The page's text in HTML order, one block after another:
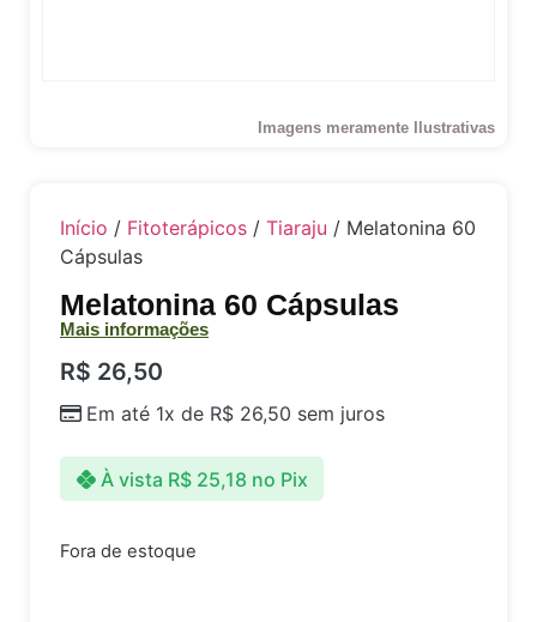
Imagens meramente Ilustrativas
Início / Fitoterápicos / Tiaraju / Melatonina 60
Cápsulas
Melatonina 60 Cápsulas
Mais informações
R$ 26,50
Em até 1x de R$ 26,50 sem juros
À vista R$25,18 no Pix
Fora de estoque